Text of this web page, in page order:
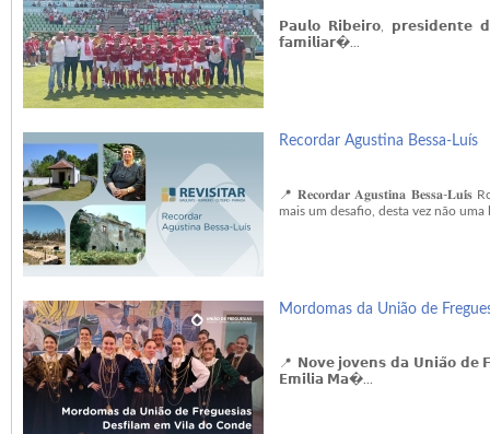
𝗣𝗮𝘂𝗹𝗼 𝗥𝗶𝗯𝗲𝗶𝗿𝗼, 𝗽𝗿𝗲𝘀𝗶𝗱𝗲𝗻𝘁𝗲
𝗳𝗮𝗺𝗶𝗹𝗶𝗮𝗿�...
Recordar Agustina Bessa-Luís
📍 𝐑𝐞𝐜𝐨𝐫𝐝𝐚𝐫 𝐀𝐠𝐮𝐬𝐭𝐢𝐧𝐚 𝐁𝐞𝐬𝐬𝐚-
mais um desafio, desta vez não
Mordomas da União de
📍 𝗡𝗼𝘃𝗲 𝗷𝗼𝘃𝗲𝗻𝘀 𝗱𝗮 𝗨𝗻𝗶𝗮̃𝗼 𝗱𝗲
𝗘𝗺𝗶́𝗹𝗶𝗮 𝗠𝗮�...